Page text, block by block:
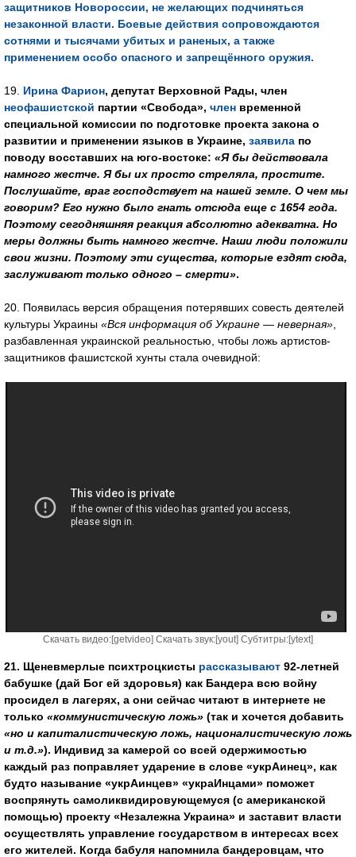
защитников Новороссии, не желающих подчиняться
незаконной власти. Боевые действия сопровождаются
сотнями и тысячами убитых и раненых, а также
применением особо опасного и запрещённого оружия.
19. Ирина Фарион, депутат Верховной Рады, член
неофашистской партии «Свобода», член временной
специальной комиссии по подготовке проекта закона о
развитии и применении языков в Украине, заявила по
поводу восставших на юго-востоке: «Я бы действовала
намного жестче. Я бы их просто стреляла, простите.
Послушайте, враг господствует на нашей земле. О чем мы
говорим? Его нужно было гнать отсюда еще с 1654 года.
Поэтому сегодняшняя реакция абсолютно адекватна. Но
меры должны быть намного жестче. Наши люди положили
свои жизни. Поэтому эти существа, которые ездят сюда,
заслуживают только одного – смерти».
20. Появилась версия обращения потерявших совесть деятелей
культуры Украины «Вся информация об Украине — неверная»
разбавленная украинской реальностью, чтобы ложь артистов-
защитников фашистской хунты стала очевидной:
Скачать видео:[getvideo] Скачать звук:[yout] Субтитры:[ytext]
21. Щеневмерлые психтроцкисты рассказывают 92-летней
бабушке (дай Бог ей здоровья) как Бандера всю войну
просидел в лагерях, а они сейчас читают в интернете не
только «коммунистическую ложь» (так и хочется добавить
«но и капиталистическую ложь, националистическую ложь
и т.д.»). Индивид за камерой со всей одержимостью
каждый раз поправляет ударение в слове «укрАинец», как
будто называние «укрАинцев» «украИнцами» поможет
воспрянуть самоликвидировующемуся (с американской
помощью) проекту «Незалежна Украина» и заставит власти
осуществлять управление государством в интересах всех
его жителей. Когда бабуля напомнила бандеровцам, что